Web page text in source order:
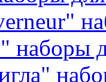
наборы